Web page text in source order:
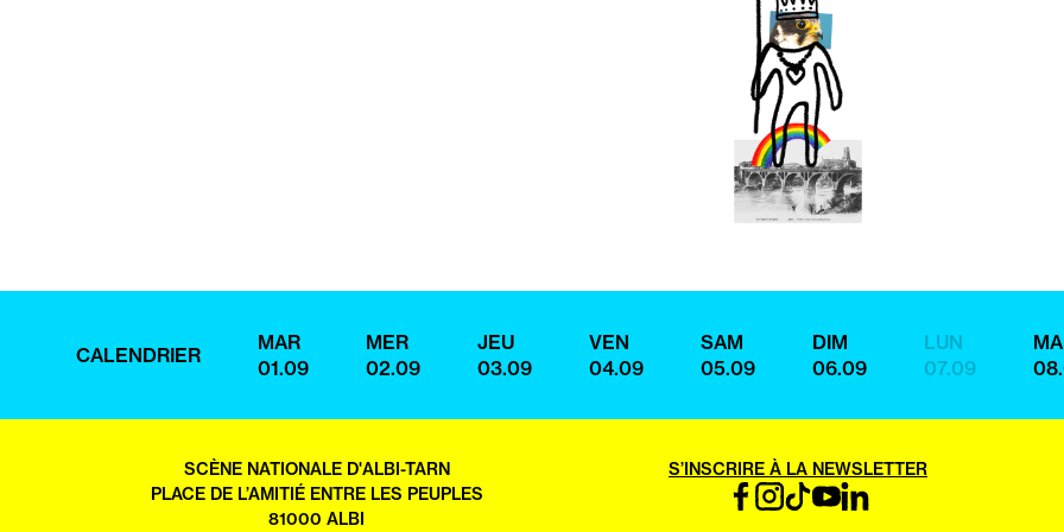
CALENDRIER
MAR
01.09
MER
02.09
JEU
03.09
VEN
04.09
SAM
05.09
DIM
06.09
LUN
07.09
SCÈNE NATIONALE D'ALBI-TARN
PLACE DE L’AMITIÉ ENTRE LES PEUPLES
81000 ALBI
S’INSCRIRE À LA NEWSLETTER
FACEBOOK
INSTAGRAM
TIKTOK
YOUTUBE
LINKEDIN